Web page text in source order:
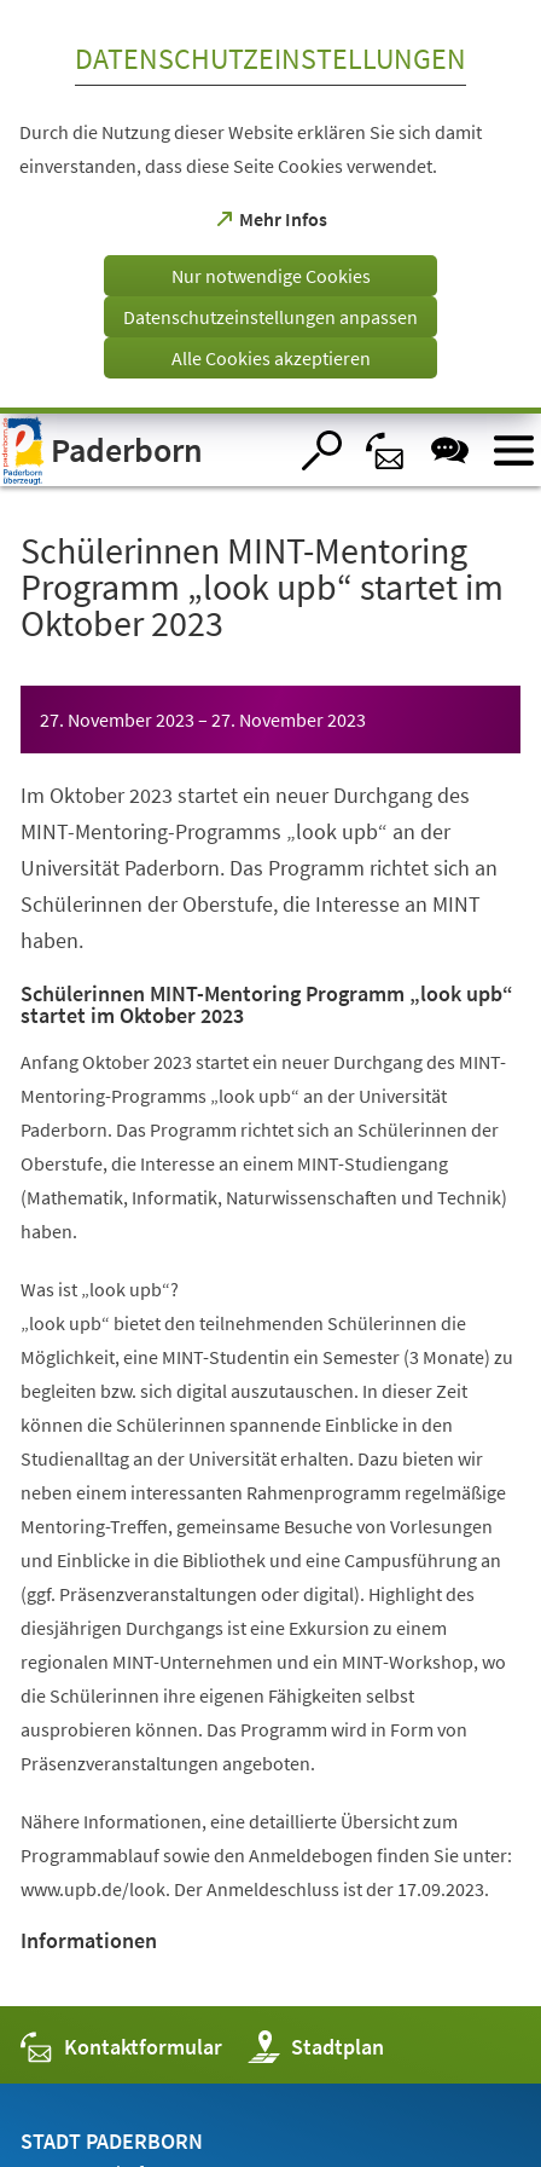
Visuelle
Assistenzsoftware
öffnen.
DATENSCHUTZEINSTELLUNGEN
Durch die Nutzung dieser Website erklären Sie sich damit
einverstanden, dass diese Seite Cookies verwendet.
Mehr Infos
(Öffnet
einem
Tab)
Nur notwendige Cookies
Datenschutzeinstellungen anpassen
Alle Cookies akzeptieren
Paderborn
Schülerinnen MINT-Mentoring
Programm „look upb“ startet im
Oktober 2023
27. November 2023 – 27. November 2023
Im Oktober 2023 startet ein neuer Durchgang des
MINT-Mentoring-Programms „look upb“ an der
Universität Paderborn. Das Programm richtet sich an
Schülerinnen der Oberstufe, die Interesse an MINT
haben.
Schülerinnen MINT-Mentoring Programm „look upb“
startet im Oktober 2023
Anfang Oktober 2023 startet ein neuer Durchgang des MINT-
Mentoring-Programms „look upb“ an der Universität
Paderborn. Das Programm richtet sich an Schülerinnen der
Oberstufe, die Interesse an einem MINT-Studiengang
(Mathematik, Informatik, Naturwissenschaften und Technik)
haben.
Was ist „look upb“?
„look upb“ bietet den teilnehmenden Schülerinnen die
Möglichkeit, eine MINT-Studentin ein Semester (3 Monate) zu
begleiten bzw. sich digital auszutauschen. In dieser Zeit
können die Schülerinnen spannende Einblicke in den
Studienalltag an der Universität erhalten. Dazu bieten wir
neben einem interessanten Rahmenprogramm regelmäßige
Mentoring-Treffen, gemeinsame Besuche von Vorlesungen
und Einblicke in die Bibliothek und eine Campusführung an
(ggf. Präsenzveranstaltungen oder digital). Highlight des
diesjährigen Durchgangs ist eine Exkursion zu einem
regionalen MINT-Unternehmen und ein MINT-Workshop, wo
die Schülerinnen ihre eigenen Fähigkeiten selbst
ausprobieren können. Das Programm wird in Form von
Präsenzveranstaltungen angeboten.
Nähere Informationen, eine detaillierte Übersicht zum
Programmablauf sowie den Anmeldebogen finden Sie unter:
www.upb.de/look. Der Anmeldeschluss ist der 17.09.2023.
Informationen
Kontaktformular Stadtplan
(Öffnet
in
einem
STADT PADERBORN